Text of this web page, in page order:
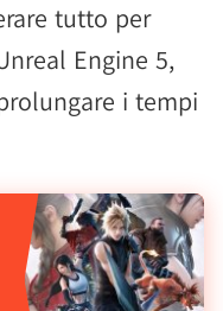
tutto per
Engine 5,
i tempi